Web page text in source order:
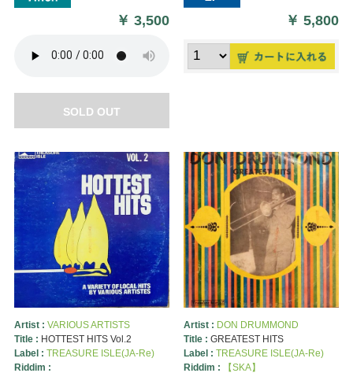
￥3,500
SOLD OUT
￥5,800
Artist : VARIOUS ARTISTS
Title : HOTTEST HITS Vol.2
Label : TREASURE ISLE(JA-Re)
Riddim :
Artist : DON DRUMMOND
Title : GREATEST HITS
Label : TREASURE ISLE(JA-Re)
Riddim :
【SKA】